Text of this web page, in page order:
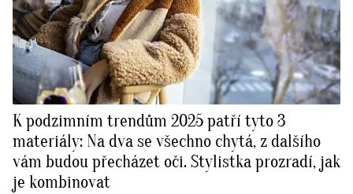
K podzimním trendům 2025 patří tyto 3
materiály: Na dva se všechno chytá, z dalšího
vám budou přecházet oči. Stylistka prozradí, jak
je kombinovat